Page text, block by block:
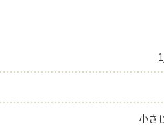
小さ